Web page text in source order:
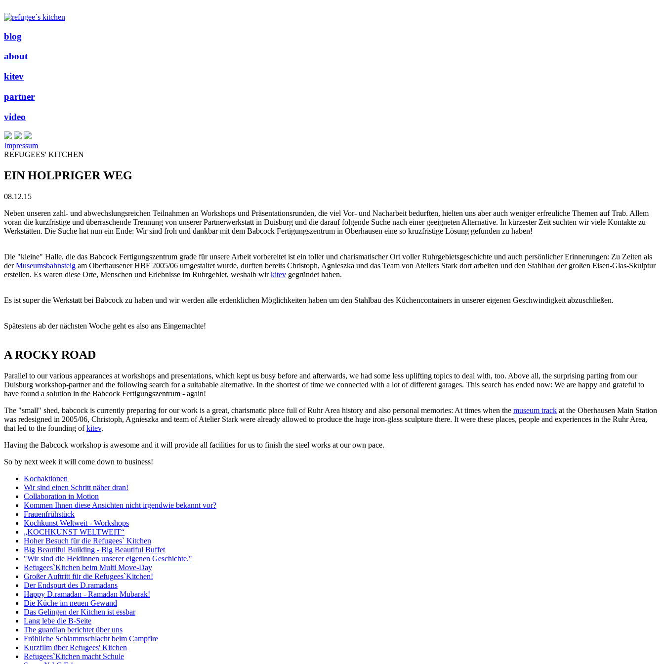
blog
about
kitev
partner
video
Impressum
REFUGEES' KITCHEN
EIN HOLPRIGER WEG
08.12.15
Neben unseren zahl- und abwechslungsreichen Teilnahmen an Workshops und Präsentationsrunden, die viel Vor- und Nacharbeit bedurften, hielten uns aber auch weniger erfreuliche Themen auf Trab. Allem
voran die kurzfristige und überraschende Trennung von unserer Partnerwerkstatt in Duisburg und die darauf folgende Suche nach einer geeigneten Alternative. In kürzester Zeit suchten wir viele Kontakte zu
Werkstätten. Die Suche hat nun ein Ende: Wir sind froh und dankbar mit dem Babcock Fertigungszentrum in Oberhausen eine so kruzfristige Lösung gefunden zu haben!
Die "kleine" Halle, die das Babcock Fertigungszentrum grade für unsere Arbeit vorbereitet ist ein toller und charismatischer Ort voller Ruhrgebietsgeschichte und auch persönlicher Erinnerungen: Zu Zeiten als
derMuseumsbahnsteig am Oberhausener HBF 2005/06 umgestaltet wurde, durften bereits Christoph, Agnieszka und das Team von Ateliers Stark dort arbeiten und den Stahlbau der großen Eisen-Glas-Skulptur
erstellen. Es waren diese Orte, Menschen und Erlebnisse im Ruhrgebiet, weshalb wirkitev gegründet haben.
Es ist super die Werkstatt bei Babcock zu haben und wir werden alle erdenklichen Möglichkeiten haben um den Stahlbau des Küchencontainers in unserer eigenen Geschwindigkeit abzuschließen.
Spätestens ab der nächsten Woche geht es also ans Eingemachte!
A ROCKY ROAD
Parallel to our various appearances at workshops and presentations, which kept us busy before and afterwards, we had some less uplifting topics to deal with, too. Above all, the surprising parting from our
Duisburg workshop-partner and the following search for a suitabable alternative. In the shortest of time we connected with a lot of different garages. This search has ended now: We are happy and grateful to
have found a solution in the Babcock Fertigungszentrum - again!
The "small" shed, babcock is currently preparing for our work is a great, charismatic place full of Ruhr Area history and also personal memories: At times when the museum track at the Oberhausen Main Station
was redesigned in 2005/06, Christoph, Agnieszka and team of Atelier Stark were already allowed to produce the huge iron-glass sculpture there. It were these places, people and experiences in the Ruhr Area,
that led to the founding ofkitev.
Having the Babcock workshop is awesome and it will provide all facilities for us to finish the steel works at our own pace.
So by next week it will come down to business!
Kochaktionen
Wir sind einen Schritt näher dran!
Collaboration in Motion
Kommen Ihnen diese Ansichten nicht irgendwie bekannt vor?
Frauenfrühstück
Kochkunst Weltweit - Workshops
„KOCHKUNST WELTWEIT“
Hoher Besuch für die Refugees` Kitchen
Big Beautiful Building - Big Beautiful Buffet
"Wir sind die Heldinnen unserer eigenen Geschichte."
Refugees`Kitchen beim Multi Move-Day
Großer Auftritt für die Refugees`Kitchen!
Der Endspurt des D.ramadans
Happy D.ramadan - Ramadan Mubarak!
Die Küche im neuen Gewand
Das Gelingen der Kitchen ist essbar
Lang lebe die B-Seite
The guardian berichtet über uns
Fröhliche Schlammschlacht beim Campfire
Kurzfilm über Refugees' Kitchen
Refugees`Kitchen macht Schule